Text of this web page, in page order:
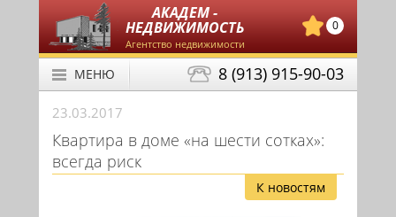
АКАДЕМ -
НЕДВИЖИМОСТЬ
Агентство недвижимости
0
8 (913) 915-90-03
МЕНЮ
23.03.2017
Квартира в доме «на шести сотках»:
всегда риск
К новостям